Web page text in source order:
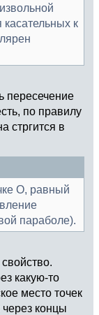
к
пересечение
по правилу
стргится в
О, равный
параболе).
какую-то
место точек
концы